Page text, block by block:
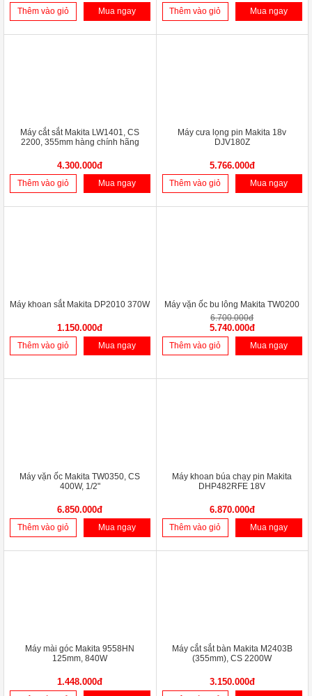
Thêm vào giỏ Mua ngay Thêm vào giỏ Mua ngay
Máy cắt sắt Makita LW1401, CS
2200, 355mm hàng chính hãng
4.300.000đ
Thêm vào giỏ Mua ngay
Máy cưa lọng pin Makita 18v
DJV180Z
5.766.000đ
Thêm vào giỏ Mua ngay
Máy khoan sắt Makita DP2010 370W
1.150.000đ
Thêm vào giỏ Mua ngay
Máy vặn ốc bu lông Makita TW0200
6.700.000đ
5.740.000đ
Thêm vào giỏ Mua ngay
Máy vặn ốc Makita TW0350, CS
400W, 1/2"
6.850.000đ
Thêm vào giỏ Mua ngay
Máy khoan búa chạy pin Makita
DHP482RFE 18V
6.870.000đ
Thêm vào giỏ Mua ngay
Máy mài góc Makita 9558HN
125mm, 840W
1.448.000đ
Máy cắt sắt bàn Makita M2403B
(355mm), CS 2200W
3.150.000đ